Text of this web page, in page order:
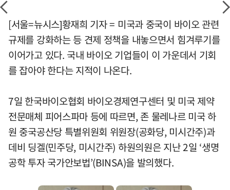
[서울=뉴시스]황재희 기자 = 미국과 중국이 바이오 관련
규제를 강화하는 등 견제 정책을 내놓으면서 힘겨루기를
이어가고 있다. 국내 바이오 기업들이 이 가운데서 기회
를 잡아야 한다는 지적이 나온다.
7일 한국바이오협회 바이오경제연구센터 및 미국 제약
전문매체 피어스파마 등에 따르면, 존 물레나르 미국 하
원 중국공산당 특별위원회 위원장(공화당, 미시간주)과
데비 딩겔(민주당, 미시간주) 하원의원은 지난 2일 ‘생명
공학 투자 국가안보법’(BINSA)을 발의했다.